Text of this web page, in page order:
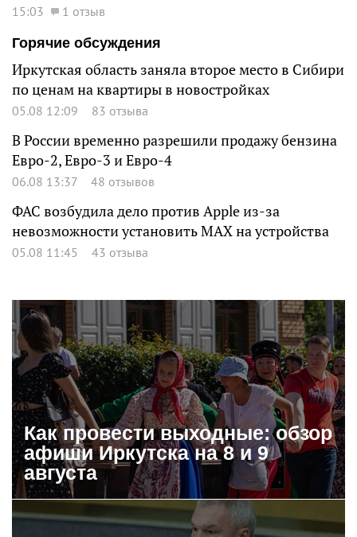
15:03
1 отзыв
Горячие обсуждения
Иркутская область заняла второе место в Сибири
по ценам на квартиры в новостройках
05.08 12:09 83 отзыва
В России временно разрешили продажу бензина
Евро-2, Евро-3 и Евро-4
06.08 13:37 48 отзывов
ФАС возбудила дело против Apple из-за
невозможности установить MAX на устройства
05.08 11:45 43 отзыва
Как провести выходные: обзор
афиши Иркутска на 8 и 9
августа